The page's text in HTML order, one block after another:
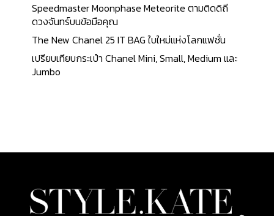
Speedmaster Moonphase Meteorite ตามติดดิถี
ดวงจันทร์บนข้อมือคุณ
The New Chanel 25 IT BAG ใบใหม่แห่งโลกแฟชั่น
เปรียบเทียบกระเป๋า Chanel Mini, Small, Medium และ
Jumbo